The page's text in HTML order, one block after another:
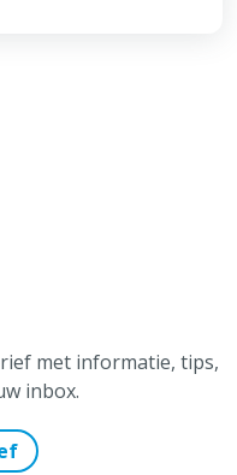
met informatie, tips,
inbox.